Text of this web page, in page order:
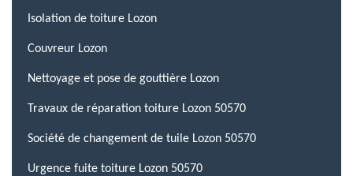
Isolation de toiture Lozon
Couvreur Lozon
Nettoyage et pose de gouttière Lozon
Travaux de réparation toiture Lozon 50570
Société de changement de tuile Lozon 50570
Urgence fuite toiture Lozon 50570